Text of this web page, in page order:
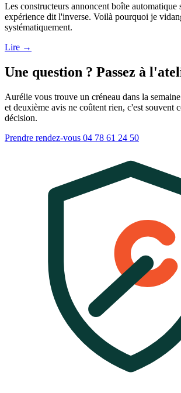
Les constructeurs annoncent boîte automatique
expérience dit l'inverse. Voilà pourquoi je
systématiquement.
Lire →
Une question ? Passez à
Aurélie vous trouve un créneau dans la
et deuxième avis ne coûtent rien, c'est souvent
décision.
Prendre rendez-vous 04 78 61 24 50